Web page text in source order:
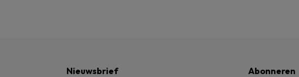
Nieuwsbrief Abonneren